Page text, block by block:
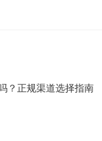
？正规渠道选择指南